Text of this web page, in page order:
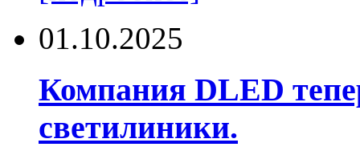
01.10.2025
Компания DLED
светилиники.